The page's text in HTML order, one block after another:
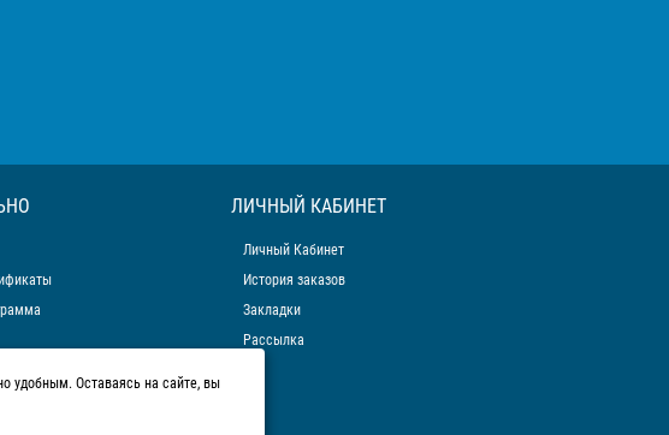
ЛИЧНЫЙ КАБИНЕТ
Личный Кабинет
История заказов
Закладки
Рассылка
удобным. Оставаясь на сайте, вы